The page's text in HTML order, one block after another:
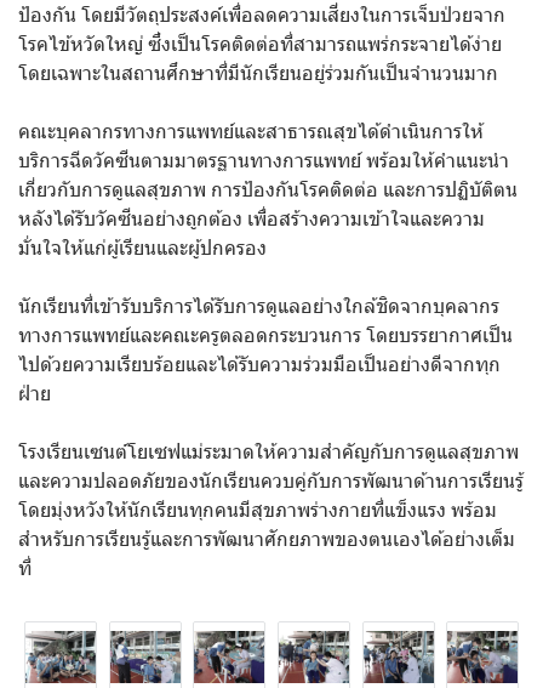
ป้องกัน โดยมีวัตถุประสงค์เพื่อลดความเสี่ยงในการเจ็บป่วยจาก
โรคไข้หวัดใหญ่ ซึ่งเป็นโรคติดต่อที่สามารถแพร่กระจายได้ง่าย
โดยเฉพาะในสถานศึกษาที่มีนักเรียนอยู่ร่วมกันเป็นจำนวนมาก
คณะบุคลากรทางการแพทย์และสาธารณสุขได้ดำเนินการให้
บริการฉีดวัคซีนตามมาตรฐานทางการแพทย์ พร้อมให้คำแนะนำ
เกี่ยวกับการดูแลสุขภาพ การป้องกันโรคติดต่อ และการปฏิบัติตน
หลังได้รับวัคซีนอย่างถูกต้อง เพื่อสร้างความเข้าใจและความ
มั่นใจให้แก่ผู้เรียนและผู้ปกครอง
นักเรียนที่เข้ารับบริการได้รับการดูแลอย่างใกล้ชิดจากบุคลากร
ทางการแพทย์และคณะครูตลอดกระบวนการ โดยบรรยากาศเป็น
ไปด้วยความเรียบร้อยและได้รับความร่วมมือเป็นอย่างดีจากทุก
ฝ่าย
โรงเรียนเซนต์โยเซฟแม่ระมาดให้ความสำคัญกับการดูแลสุขภาพ
และความปลอดภัยของนักเรียนควบคู่กับการพัฒนาด้านการเรียนรู้
โดยมุ่งหวังให้นักเรียนทุกคนมีสุขภาพร่างกายที่แข็งแรง พร้อม
สำหรับการเรียนรู้และการพัฒนาศักยภาพของตนเองได้อย่างเต็ม
ที่